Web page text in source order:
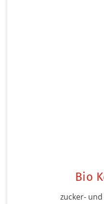
Bio
zucker-